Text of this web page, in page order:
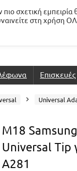
Επισκευές
Universal
M18
Universal Tip
A281
σχετική εμπειρία
στη χρήση